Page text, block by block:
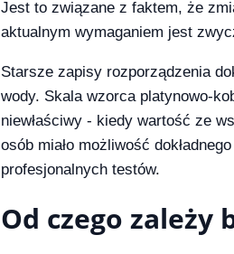
Jest to związane z faktem, że
aktualnym wymaganiem jest
Starsze zapisy rozporządzenia
wody. Skala wzorca platynowo-
niewłaściwy - kiedy wartość ze
osób miało możliwość
profesjonalnych testów.
Od czego zależy